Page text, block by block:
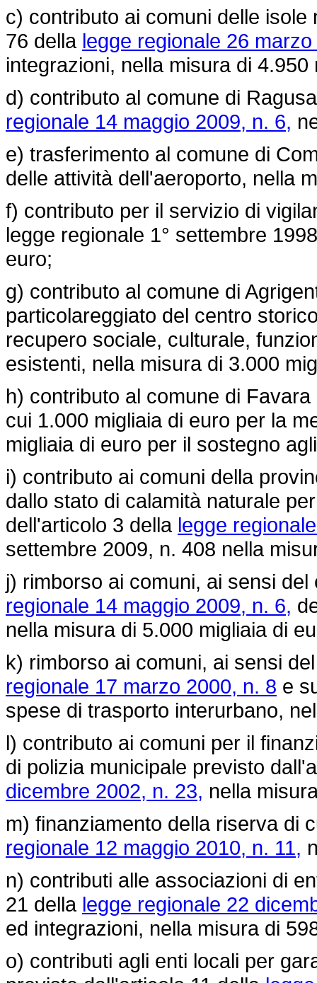
c) contributo ai comuni delle
76 della legge regionale 26
integrazioni, nella misura di 4.950
d) contributo al comune di
regionale 14 maggio 2009, n. 6,
e) trasferimento al comune di
delle attività dell'aeroporto, nella
f) contributo per il servizio di
legge regionale 1° settembre
euro;
g) contributo al comune di
particolareggiato del centro
recupero sociale, culturale,
esistenti, nella misura di 3.000
h) contributo al comune di
cui 1.000 migliaia di euro per la
migliaia di euro per il sostegno
i) contributo ai comuni della
dallo stato di calamità naturale
dell'articolo 3 della legge
settembre 2009, n. 408 nella
j) rimborso ai comuni, ai sensi
regionale 14 maggio 2009, n. 6,
nella misura di 5.000 migliaia di
k) rimborso ai comuni, ai sensi
regionale 17 marzo 2000, n. 8 e
spese di trasporto interurbano,
l) contributo ai comuni per il
di polizia municipale previsto
dicembre 2002, n. 23, nella
m) finanziamento della riserva di
regionale 12 maggio 2010, n. 11,
n) contributi alle associazioni di
21 della legge regionale 22
ed integrazioni, nella misura di
o) contributi agli enti locali per